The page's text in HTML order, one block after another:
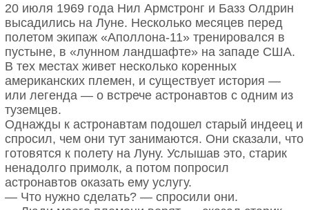
20 июля 1969 года Нил Армстронг и Базз Олдрин
высадились на Луне. Несколько месяцев перед
полетом экипаж «Аполлона-11» тренировался в
пустыне, в «лунном ландшафте» на западе США.
В тех местах живет несколько коренных
американских племен, и существует история —
или легенда — о встрече астронавтов с одним из
туземцев.
Однажды к астронавтам подошел старый индеец и
спросил, чем они тут занимаются. Они сказали, что
готовятся к полету на Луну. Услышав это, старик
ненадолго примолк, а потом попросил
астронавтов оказать ему услугу.
— Что нужно сделать? — спросили они.